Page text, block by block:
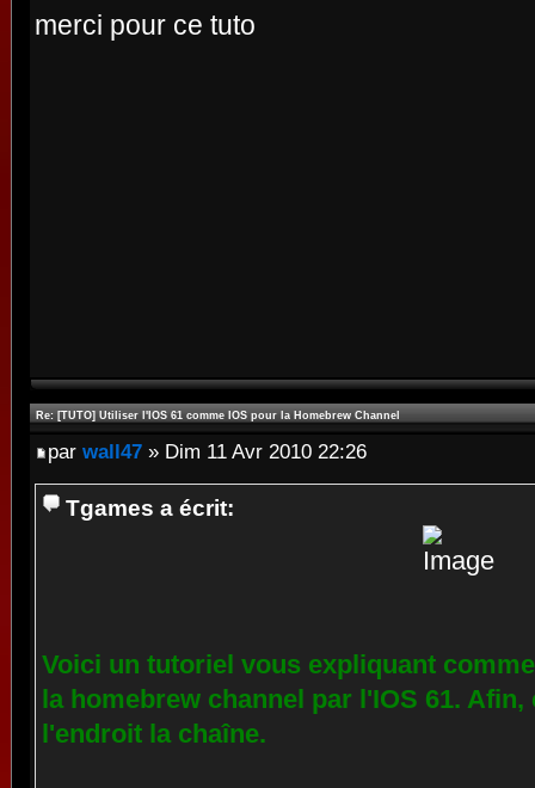
merci pour ce tuto
Re: [TUTO] Utiliser l'IOS 61 comme IOS pour la Homebrew Channel
par wall47 » Dim 11 Avr 2010 22:26
Tgames a écrit:
Voici un tutoriel vous expliquant
la homebrew channel par l'IOS 61.
l'endroit la chaîne.